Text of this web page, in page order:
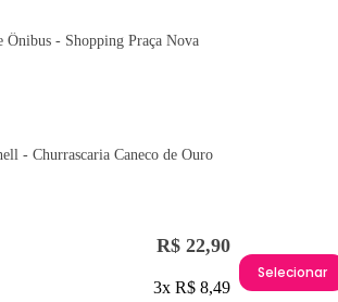
Ônibus - Shopping Praça Nova
- Churrascaria Caneco de Ouro
R$ 22,90
3x R$ 8,49
Selecionar